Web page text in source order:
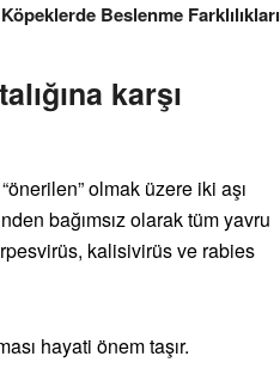
Beslenme Farklılıkları
karşı
olmak üzere iki aşı
bağımsız olarak tüm yavru
kalisivirüs ve rabies
hayati önem taşır.